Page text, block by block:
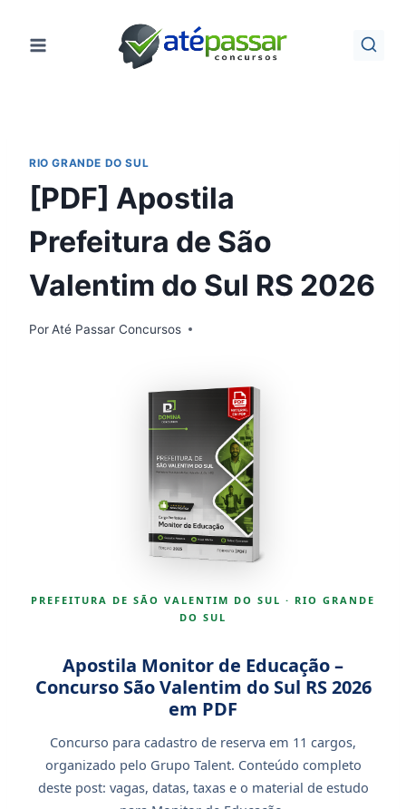
para
RIO GRANDE DO SUL
[PDF] Apostila
Prefeitura de São
Valentim do Sul RS 2026
PorAté Passar Concursos
PREFEITURA DE SÃO VALENTIM DO SUL · RIO GRANDE
DO SUL
Apostila Monitor de Educação –
Concurso São Valentim do Sul RS 2026
em PDF
Concurso para cadastro de reserva em 11 cargos,
organizado pelo Grupo Talent. Conteúdo completo
deste post: vagas, datas, taxas e o material de estudo